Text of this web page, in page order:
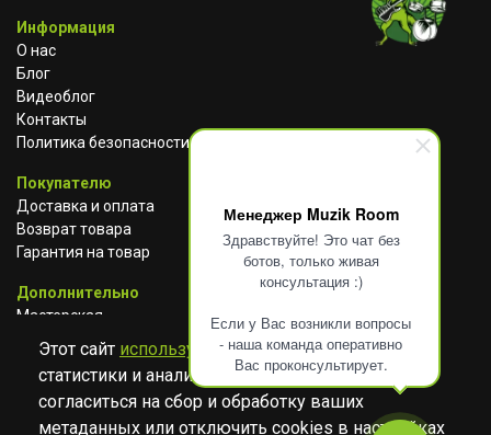
Менеджер Muzik Room
Здравствуйте! Это чат без
ботов, только живая
консультация :)
Если у Вас возникли вопросы
- наша команда оперативно
Вас проконсультирует.
Информация
О нас
Блог
Видеоблог
Контакты
Политика безопасности
Покупателю
Доставка и оплата
Возврат товара
Гарантия на товар
Дополнительно
Мастерская
Сотрудничество
АВИТО
TELEGRAM
YOUTUBE
Этот сайт использует cookies для сбора
статистики и анализа работы сайта. Просим
согласиться на сбор и обработку ваших
метаданных или отключить cookies в настройках